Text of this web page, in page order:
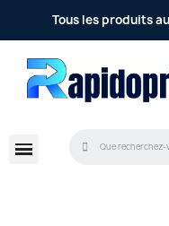
Tous les produits